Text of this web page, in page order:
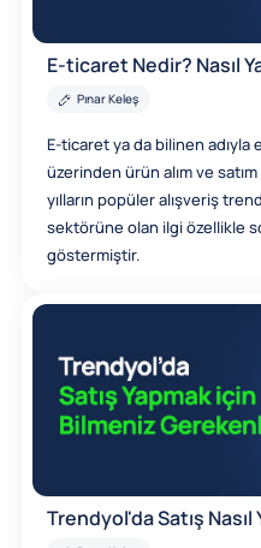
E-ticaret Nedir? Nasıl
Pınar Keleş
E-ticaret ya da bilinen
üzerinden ürün alım ve
yılların popüler alışveriş
sektörüne olan ilgi özellikle
göstermiştir.
Trendyol'da Satış Nasıl